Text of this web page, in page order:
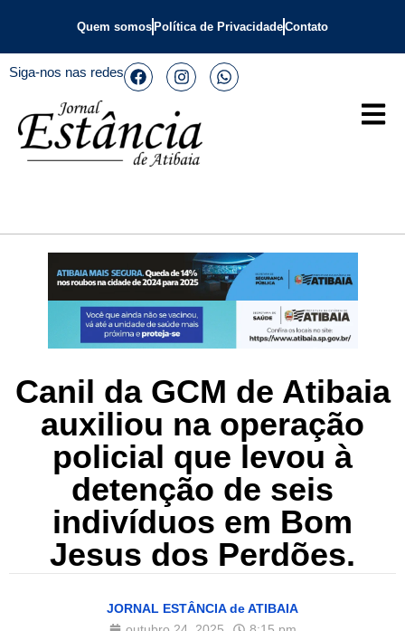
Quem somos Política de PrivacidadeContato
Siga-nos nas redes
Canil da GCM de Atibaia
auxiliou na operação
policial que levou à
detenção de seis
indivíduos em Bom
Jesus dos Perdões.
JORNAL ESTÂNCIA de ATIBAIA